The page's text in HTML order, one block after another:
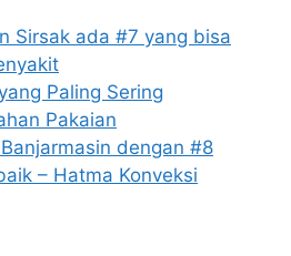
Sirsak ada #7 yang bisa
Paling Sering
Pakaian
dengan #8
– Hatma Konveksi